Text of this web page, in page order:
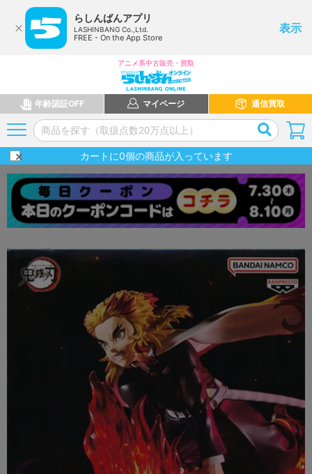
らしんばんアプリ
LASHINBANG Co.,Ltd.
FREE - On the App Store
表示
アニメ系中古販売・買取
年齢認証OFF マイページ 通信買取
カートに0個の商品が入っています